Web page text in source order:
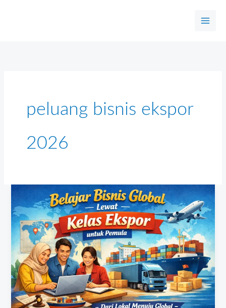
peluang bisnis ekspor
2026
Bisnis
Global
Lewat
Kelas
Ekspor
untuk
Pemula